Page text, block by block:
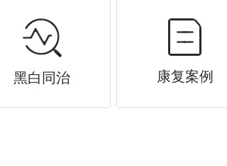
黑白同治 康复案例